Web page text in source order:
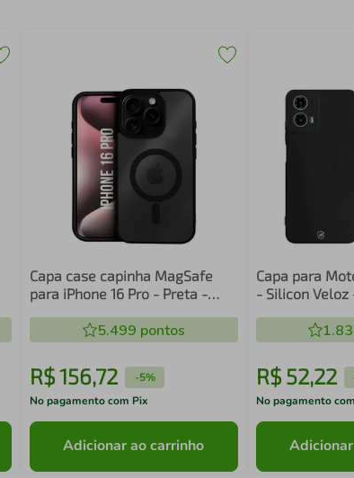
Capa case capinha MagSafe
para iPhone 16 Pro - Preta -
5.499 pontos
R$156,72 -5%
No pagamento com Pix
Adicionar ao carrinho
Capa para
- Silicon Veloz
R$ 52,22
No pagamento